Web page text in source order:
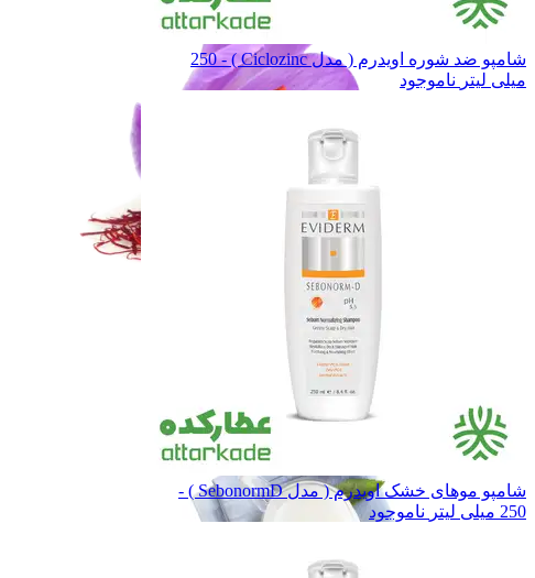
زعفران و خشکبار
زعفران و خشکبار
حبوبات حبوبات
غـلـات غـلـات
همه دسته بندی های حبوبات و غلات
شامپو ضد شوره اویدرم ( مدل Ciclozinc ) - 250
میلی لیتر ناموجود
شامپو موهای خشک اویدرم ( مدل SebonormD ) -
250 میلی لیتر
ناموجود